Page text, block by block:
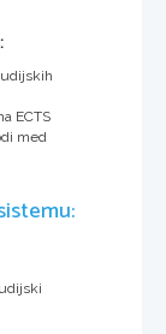
ECTS
med